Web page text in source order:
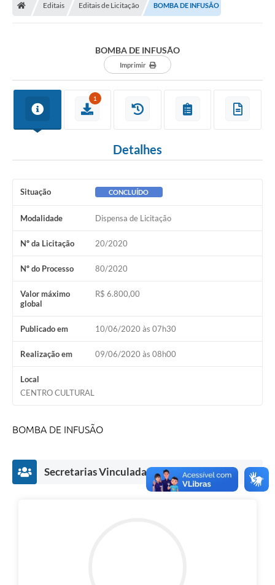
Editais Editais de Licitação BOMBA DE INFUSÃO
BOMBA DE INFUSÃO
Imprimir
1
Detalhes
Situação CONCLUÍDO
Modalidade Dispensa de Licitação
Nº da Licitação 20/2020
Nº do Processo 80/2020
Valor máximo
global
R$ 6.800,00
Publicado em 10/06/2020 às 07h30
Realização em 09/06/2020 às 08h00
Local
CENTRO CULTURAL
BOMBA DE INFUSÃO
Secretarias Vinculadas